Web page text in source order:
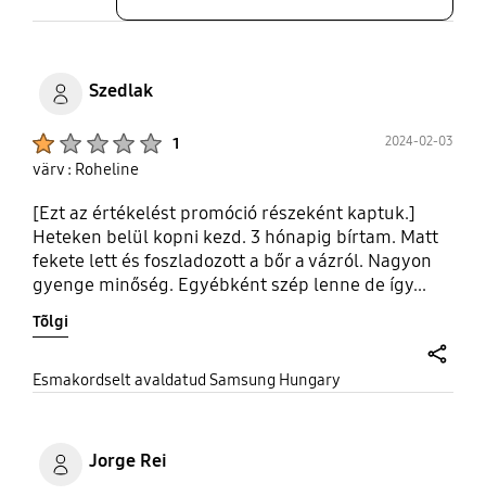
Szedlak
1 2024-02-03
värv : Roheline
[Ezt az értékelést promóció részeként kaptuk.]
Heteken belül kopni kezd. 3 hónapig bírtam. Matt
fekete lett és foszladozott a bőr a vázról. Nagyon
gyenge minőség. Egyébként szép lenne de így...
Tõlgi
Esmakordselt avaldatud Samsung Hungary
Jorge Rei